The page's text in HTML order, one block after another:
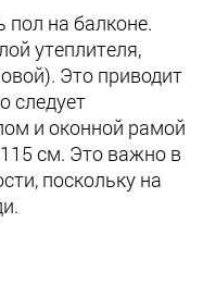
пол на балконе.
утеплителя,
Это приводит
следует
и оконной рамой
см. Это важно в
поскольку на